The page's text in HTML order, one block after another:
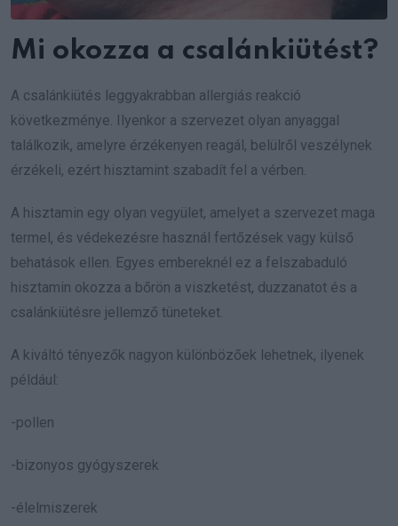
Mi okozza a csalánkiütést?
A csalánkiütés leggyakrabban allergiás reakció
következménye. Ilyenkor a szervezet olyan anyaggal
találkozik, amelyre érzékenyen reagál, belülről veszélynek
érzékeli, ezért hisztamint szabadít fel a vérben.
A hisztamin egy olyan vegyület, amelyet a szervezet maga
termel, és védekezésre használ fertőzések vagy külső
behatások ellen. Egyes embereknél ez a felszabaduló
hisztamin okozza a bőrön a viszketést, duzzanatot és a
csalánkiütésre jellemző tüneteket.
A kiváltó tényezők nagyon különbözőek lehetnek, ilyenek
például:
-pollen
-bizonyos gyógyszerek
-élelmiszerek